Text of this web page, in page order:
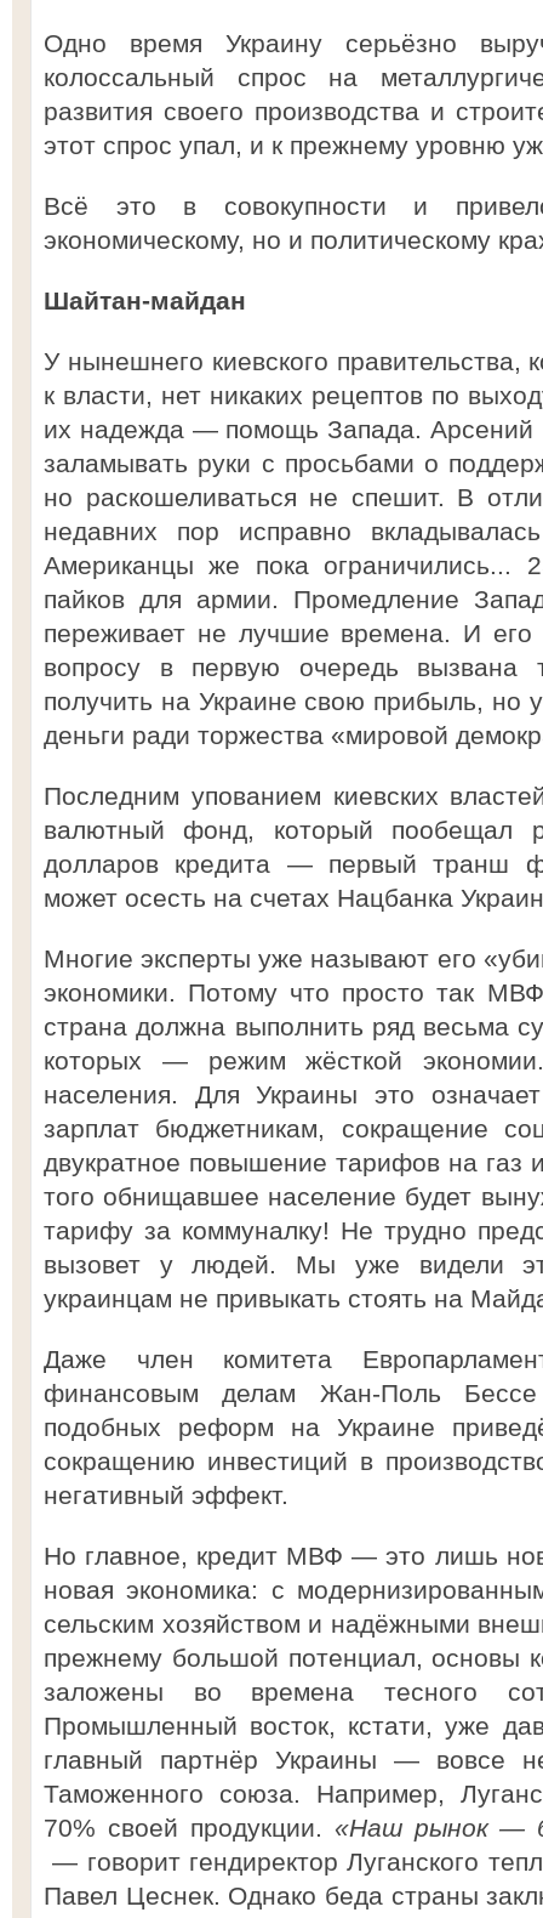
Одно время Украину серьёзно
колоссальный спрос на
развития своего производства и
этот спрос упал, и к прежнему уровню
Всё это в совокупности и
экономическому, но и политическому
Шайтан-майдан
У нынешнего киевского правительства,
к власти, нет никаких рецептов по
их надежда — помощь Запада. Арсений
заламывать руки с просьбами о
но раскошеливаться не спешит. В
недавних пор исправно
Американцы же пока ограничились...
пайков для армии. Промедление
переживает не лучшие времена. И его
вопросу в первую очередь вызвана
получить на Украине свою прибыль, но
деньги ради торжества «мировой
Последним упованием киевских
валютный фонд, который пообещал
долларов кредита — первый транш
может осесть на счетах Нацбанка
Многие эксперты уже называют его
экономики. Потому что просто так
страна должна выполнить ряд весьма
которых — режим жёсткой
населения. Для Украины это
зарплат бюджетникам, сокращение
двукратное повышение тарифов на газ
того обнищавшее население будет
тарифу за коммуналку! Не трудно
вызовет у людей. Мы уже видели
украинцам не привыкать стоять на
Даже член комитета
финансовым делам Жан-Поль
подобных реформ на Украине
сокращению инвестиций в
негативный эффект.
Но главное, кредит МВФ — это лишь
новая экономика: с
сельским хозяйством и надёжными
прежнему большой потенциал, основы
заложены во времена тесного
Промышленный восток, кстати, уже
главный партнёр Украины — вовсе
Таможенного союза. Например,
70% своей продукции. «Наш рынок —
— говорит гендиректор Луганского
Павел Цеснек. Однако беда страны